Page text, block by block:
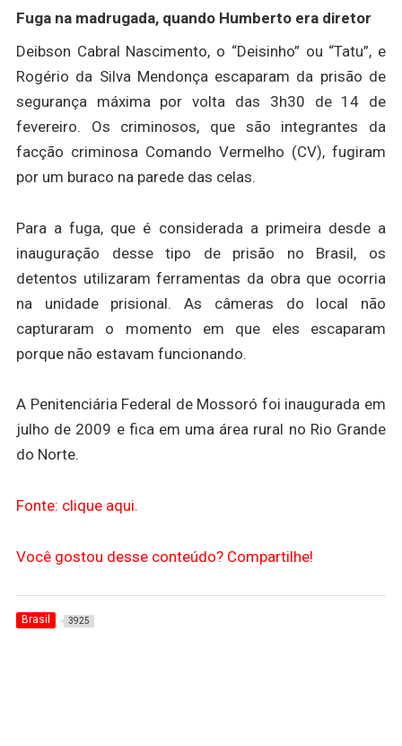
Fuga na madrugada, quando Humberto era diretor
Deibson Cabral Nascimento, o “Deisinho” ou “Tatu”, e
Rogério da Silva Mendonça escaparam da prisão de
segurança máxima por volta das 3h30 de 14 de
fevereiro. Os criminosos, que são integrantes da
facção criminosa Comando Vermelho (CV), fugiram
por um buraco na parede das celas.
Para a fuga, que é considerada a primeira desde a
inauguração desse tipo de prisão no Brasil, os
detentos utilizaram ferramentas da obra que ocorria
na unidade prisional. As câmeras do local não
capturaram o momento em que eles escaparam
porque não estavam funcionando.
A Penitenciária Federal de Mossoró foi inaugurada em
julho de 2009 e fica em uma área rural no Rio Grande
do Norte.
Fonte: clique aqui.
Você gostou desse conteúdo? Compartilhe!
Brasil 3925